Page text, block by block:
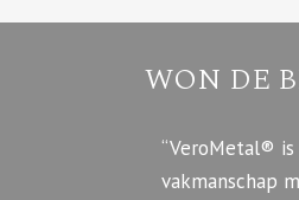
WON DE
“VeroMetal®
vakmanschap